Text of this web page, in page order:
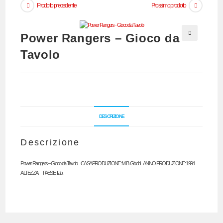
Prodotto precedente Prossimo prodotto
Power Rangers – Gioco da
Tavolo
DESCRIZIONE
Descrizione
Power Rangers – Gioco da Tavolo CASA PRODUZIONE: M.B. Giochi ANNO PRODUZIONE: 1994
ALTEZZA: PAESE: Italia